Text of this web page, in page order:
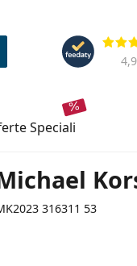
Valutazione
4,9
speciali
316311 53